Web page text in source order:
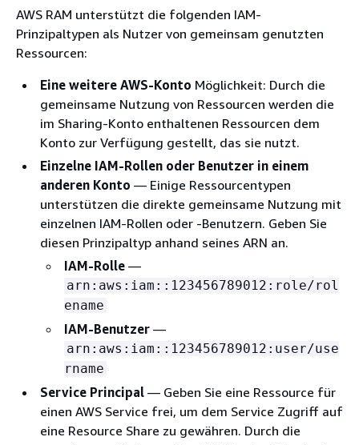
AWS RAM unterstützt die folgenden IAM-
Prinzipaltypen als Nutzer von gemeinsam genutzten
Ressourcen:
Eine weitere AWS-Konto Möglichkeit: Durch die
gemeinsame Nutzung von Ressourcen werden die
im Sharing-Konto enthaltenen Ressourcen dem
Konto zur Verfügung gestellt, das sie nutzt.
Einzelne IAM-Rollen oder Benutzer in einem
anderen Konto — Einige Ressourcentypen
unterstützen die direkte gemeinsame Nutzung mit
einzelnen IAM-Rollen oder -Benutzern. Geben Sie
diesen Prinzipaltyp anhand seines ARN an.
IAM-Rolle —
arn:aws:iam::123456789012:role/rol
ename
IAM-Benutzer —
arn:aws:iam::123456789012:user/use
rname
Service Principal — Geben Sie eine Ressource für
einen AWS Service frei, um dem Service Zugriff auf
eine Resource Share zu gewähren. Durch die